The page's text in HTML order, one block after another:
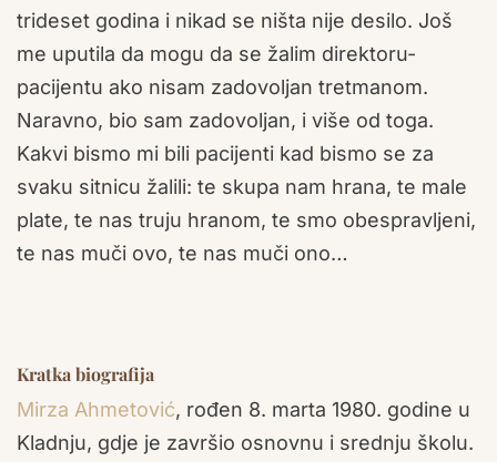
trideset godina i nikad se ništa nije desilo. Još
me uputila da mogu da se žalim direktoru-
pacijentu ako nisam zadovoljan tretmanom.
Naravno, bio sam zadovoljan, i više od toga.
Kakvi bismo mi bili pacijenti kad bismo se za
svaku sitnicu žalili: te skupa nam hrana, te male
plate, te nas truju hranom, te smo obespravljeni,
te nas muči ovo, te nas muči ono…
Kratka biografija
Mirza Ahmetović, rođen 8. marta 1980. godine u
Kladnju, gdje je završio osnovnu i srednju školu.